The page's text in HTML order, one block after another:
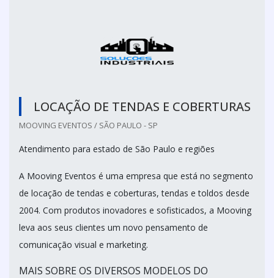
LOCAÇÃO DE TENDAS E COBERTURAS
MOOVING EVENTOS / SÃO PAULO - SP
Atendimento para estado de São Paulo e regiões
A Mooving Eventos é uma empresa que está no segmento
de locação de tendas e coberturas, tendas e toldos desde
2004. Com produtos inovadores e sofisticados, a Mooving
leva aos seus clientes um novo pensamento de
comunicação visual e marketing.
MAIS SOBRE OS DIVERSOS MODELOS DO